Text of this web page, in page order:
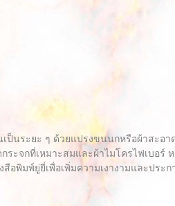
ป็นระยะ ๆ ด้วยแปรงขนนกหรือผ้าสะ
ะจกที่เหมาะสมและผ้าไมโครไฟเบอ
พิมพ์ยู่ยี่เพื่อเพิ่มความเงางามและประก